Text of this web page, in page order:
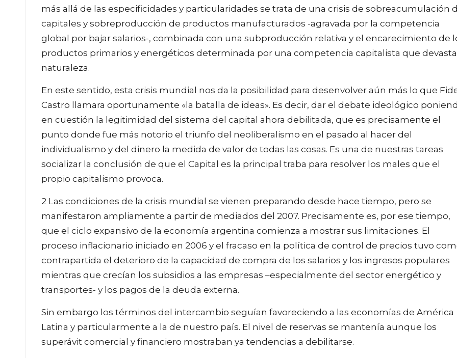
más allá de las especificidades y particularidades se trata de una crisis de sobreacumulación
capitales y sobreproducción de productos manufacturados -agravada por la competencia
global por bajar salarios-, combinada con una subproducción relativa y el encarecimiento de
productos primarios y energéticos determinada por una competencia capitalista que
naturaleza.
En este sentido, esta crisis mundial nos da la posibilidad para desenvolver aún más lo que
Castro llamara oportunamente «la batalla de ideas». Es decir, dar el debate ideológico
en cuestión la legitimidad del sistema del capital ahora debilitada, que es precisamente el
punto donde fue más notorio el triunfo del neoliberalismo en el pasado al hacer del
individualismo y del dinero la medida de valor de todas las cosas. Es una de nuestras tareas
socializar la conclusión de que el Capital es la principal traba para resolver los males que el
propio capitalismo provoca.
2 Las condiciones de la crisis mundial se vienen preparando desde hace tiempo, pero se
manifestaron ampliamente a partir de mediados del 2007. Precisamente es, por ese tiempo,
que el ciclo expansivo de la economía argentina comienza a mostrar sus limitaciones. El
proceso inflacionario iniciado en 2006 y el fracaso en la política de control de precios tuvo
contrapartida el deterioro de la capacidad de compra de los salarios y los ingresos populares
mientras que crecían los subsidios a las empresas –especialmente del sector energético y
transportes- y los pagos de la deuda externa.
Sin embargo los términos del intercambio seguían favoreciendo a las economías de América
Latina y particularmente a la de nuestro país. El nivel de reservas se mantenía aunque los
superávit comercial y financiero mostraban ya tendencias a debilitarse.